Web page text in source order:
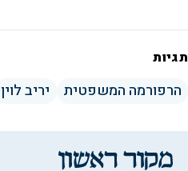
תגיות
הרפורמה המשפטית יריב לוין